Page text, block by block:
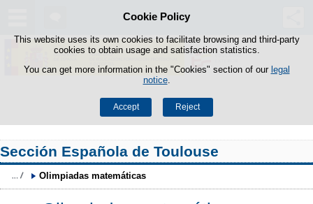
Cookie Policy
This website uses its own cookies to facilitate browsing and third-party
cookies to obtain usage and satisfaction statistics.
You can get more information in the "Cookies" section of our legal
notice.
Accept Reject
Skip to content
Sección Española de Toulouse
Olimpiadas matemáticas